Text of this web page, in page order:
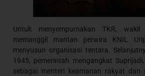
Untuk menyempurnakan TKR,
memanggil mantan perwira KNIL
menyusun organisasi tentara.
1945, pemerintah mengangkat
sebagai menteri keamanan rakyat dan